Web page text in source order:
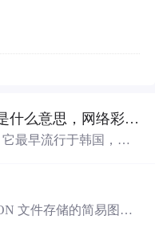
是什么意思网络语_彩虹屁是什么意思，网络彩虹屁夸人语录大全，彩虹屁是什么梗...
最早流行于韩国，原
文件存储的简易图书